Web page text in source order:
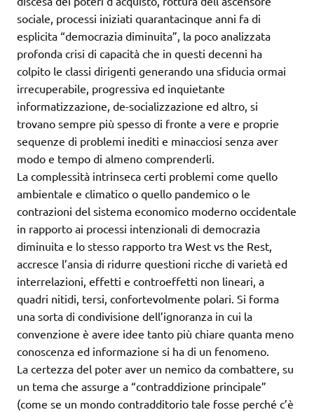
sociale, processi iniziati quarantacinque anni fa di
esplicita “democrazia diminuita”, la poco analizzata
profonda crisi di capacità che in questi decenni ha
colpito le classi dirigenti generando una sfiducia ormai
irrecuperabile, progressiva ed inquietante
informatizzazione, de-socializzazione ed altro, si
trovano sempre più spesso di fronte a vere e proprie
sequenze di problemi inediti e minacciosi senza aver
modo e tempo di almeno comprenderli.
La complessità intrinseca certi problemi come quello
ambientale e climatico o quello pandemico o le
contrazioni del sistema economico moderno occidentale
in rapporto ai processi intenzionali di democrazia
diminuita e lo stesso rapporto tra West vs the Rest,
accresce l’ansia di ridurre questioni ricche di varietà ed
interrelazioni, effetti e controeffetti non lineari, a
quadri nitidi, tersi, confortevolmente polari. Si forma
una sorta di condivisione dell’ignoranza in cui la
convenzione è avere idee tanto più chiare quanta meno
conoscenza ed informazione si ha di un fenomeno.
La certezza del poter aver un nemico da combattere, su
un tema che assurge a “contraddizione principale”
(come se un mondo contradditorio tale fosse perché c’è